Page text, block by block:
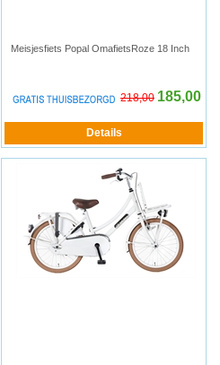
Meisjesfiets Popal OmafietsRoze 18 Inch
218,00 185,00